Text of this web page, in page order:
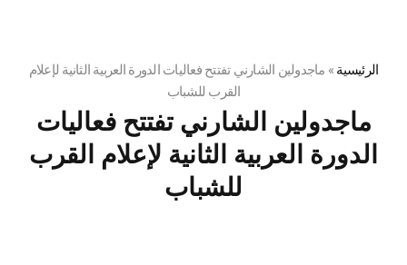
الرئيسية» ماجدولين الشارني تفتتح فعاليات الدورة العربية الثانية لإعلام
القرب للشباب
ماجدولين الشارني تفتتح فعاليات
الدورة العربية الثانية لإعلام القرب
للشباب